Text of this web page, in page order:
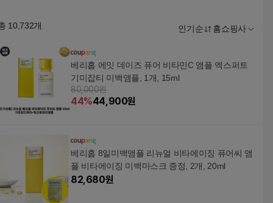
10,732개 인기순 홈쇼핑사
베리홉 에잇 데이즈 퓨어 비타민C 앰플 엑스퍼트
기미잡티 미백앰플, 1개, 15ml
80,000원
44%44,900원
베리홉 8일미백앰플 리뉴얼 비타에이징 퓨어씨 앰
플 비타에이징 미백마스크 증정, 2개, 20ml
82,680원